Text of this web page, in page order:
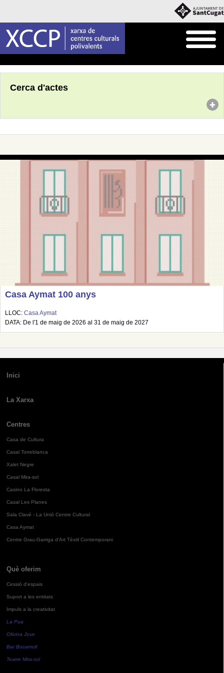
Cerca d'actes
Casa Aymat 100 anys
LLOC: Casa Aymat
DATA: De l'1 de maig de 2026 al 31 de maig de 2027
Inici
La Xarxa
Centres
Casa de Cultura
Casal Torreblanca
Xalet Negre
Casal Mira-sol
Casino La Floresta
Casal Les Planes
Sala Clavé - La Unió Centre Cultural
Casa Aymat
Centre Grau-Garriga d'Art Tèxtil Contemporani
Què oferim
Cessió d'espais
Suport a les entitats
Impuls a la creativitat
La Pua
Oficina Jove
Bar Bocamoll
Teatre Mira-sol